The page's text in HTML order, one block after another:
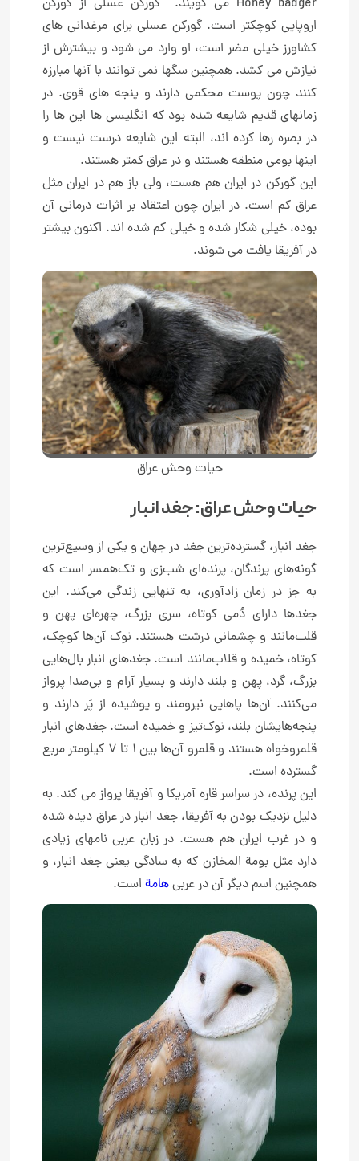
Honey badger می گویند. گورکن عسلی از گورکن
اروپایی کوچکتر است. گورکن عسلی برای مرغدانی های
کشاورز خیلی مضر است، او وارد می شود و بیشترش از
نیازش می کشد. همچنین سگها نمی توانند با آنها مبارزه
کنند چون پوست محکمی دارند و پنجه های قوی. در
زمانهای قدیم شایعه شده بود که انگلیسی ها این ها را
در بصره رها کرده اند، البته این شایعه درست نیست و
اینها بومی منطقه هستند و در عراق کمتر هستند.
این گورکن در ایران هم هست، ولی باز هم در ایران مثل
عراق کم است. در ایران چون اعتقاد بر اثرات درمانی آن
بوده، خیلی شکار شده و خیلی کم شده اند. اکنون بیشتر
در آفریقا یافت می شوند.
حیات وحش عراق
حیات وحش عراق: جغد انبار
جغد انبار، گسترده‌ترین جغد در جهان و یکی از وسیع‌ترین
گونه‌های پرندگان، پرنده‌ای شب‌زی و تک‌همسر است که
به جز در زمان زادآوری، به تنهایی زندگی می‌کند. این
جغدها دارای دُمی کوتاه، سری بزرگ، چهره‌ای پهن و
قلب‌مانند و چشمانی درشت هستند. نوک آن‌ها کوچک،
کوتاه، خمیده و قلاب‌مانند است. جغدهای انبار بال‌هایی
بزرگ، گرد، پهن و بلند دارند و بسیار آرام و بی‌صدا پرواز
می‌کنند. آن‌ها پاهایی نیرومند و پوشیده از پَر دارند و
پنجه‌هایشان بلند، نوک‌تیز و خمیده است. جغدهای انبار
قلمروخواه هستند و قلمرو آن‌ها بین ۱ تا ۷ کیلومتر مربع
گسترده است.
این پرنده، در سراسر قاره آمریکا و آفریقا پرواز می کند. به
دلیل نزدیک بودن به آفریقا، جغد انبار در عراق دیده شده
و در غرب ایران هم هست. در زبان عربی نامهای زیادی
دارد مثل بومة المخازن که به سادگی یعنی جغد انبار، و
همچنین اسم دیگر آن در عربیهامة است.